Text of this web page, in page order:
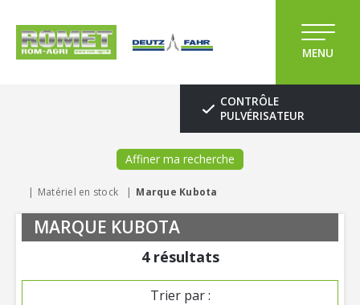
MENU
CONTRÔLE
PULVÉRISATEUR
Affiner ma recherche
Matériel en stock Marque Kubota
MARQUE KUBOTA
4 résultats
Trier par :